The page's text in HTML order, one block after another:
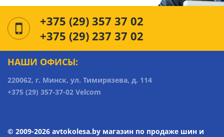
+375 (29) 357 37 02
+375 (29) 237 37 02
НАШИ ОФИСЫ:
220062, г. Минск, ул. Тимирязева, д. 114
+375 (29) 357-37-02 Velcom
© 2009-2026 avtokolesa.by магазин по продаже шин и